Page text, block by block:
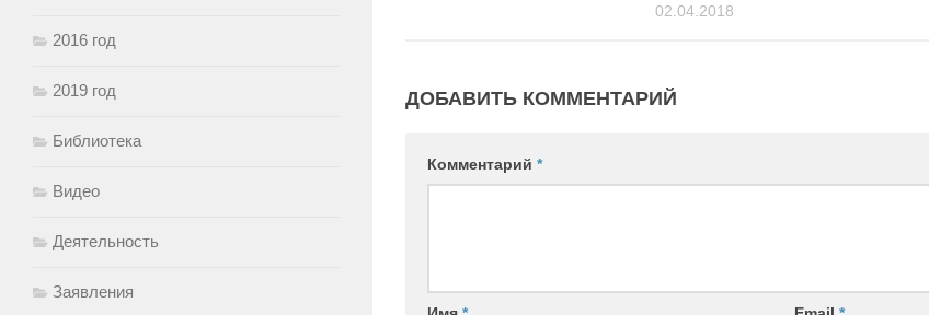
02.04.2018
ДОБАВИТЬ КОММЕНТАРИЙ
Комментарий *
2016 год
2019 год
Библиотека
Видео
Деятельность
Заявления